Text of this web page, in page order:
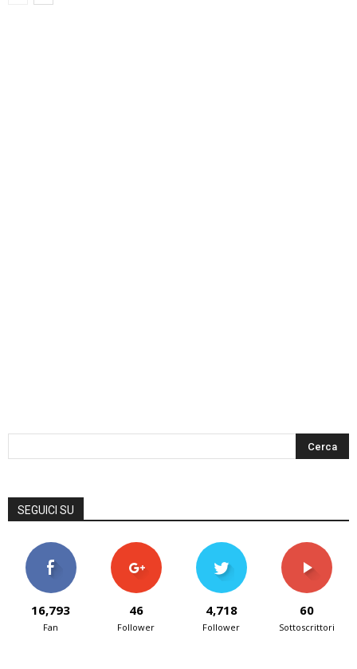
SEGUICI SU
16,793
Fan
46
Follower
4,718
Follower
60
Sottoscrittori